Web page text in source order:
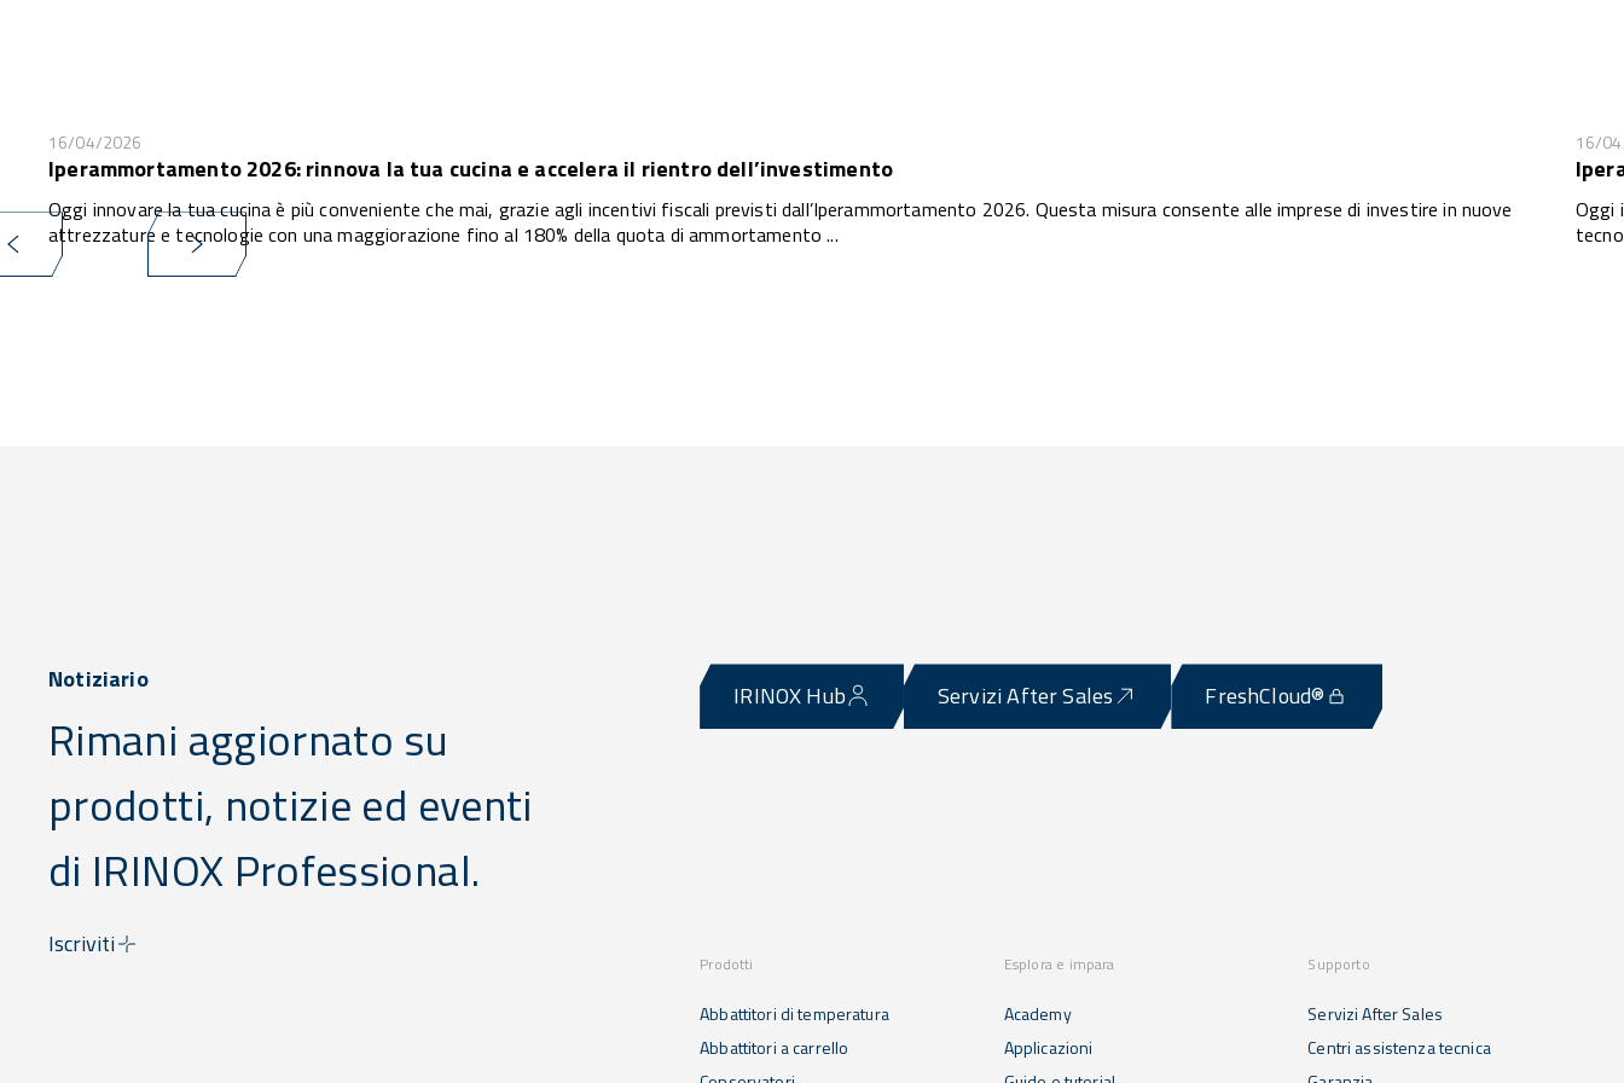
16/04/2026
Iperammortamento 2026: rinnova la tua cucina e accelera il rientro dell’investimento
Oggi innovare la tua cucina è più conveniente che mai, grazie agli incentivi fiscali previsti dall’Iperammortamento 2026. Questa misura consente alle imprese di investire in nuove
attrezzature e tecnologie con una maggiorazione fino al 180% della quota di ammortamento ...
16/
Oggi
Notiziario
Rimani aggiornato su
prodotti, notizie ed eventi
di IRINOX Professional.
Iscriviti
IRINOX Hub Servizi After Sales FreshCloud®
Prodotti
Abbattitori di temperatura
Abbattitori a carrello
Esplora e impara
Academy
Applicazioni
Supporto
Servizi After Sales
Centri assistenza tecnica